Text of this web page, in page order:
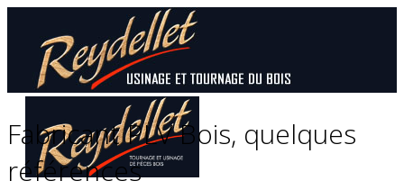
Fabricant PLV Bois, quelques
références